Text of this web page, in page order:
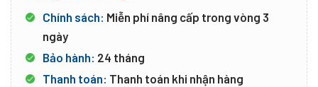
Chính sách: Miễn phí nâng cấp trong vòng 3
ngày
Bảo hành: 24 tháng
Thanh toán: Thanh toán khi nhận hàng